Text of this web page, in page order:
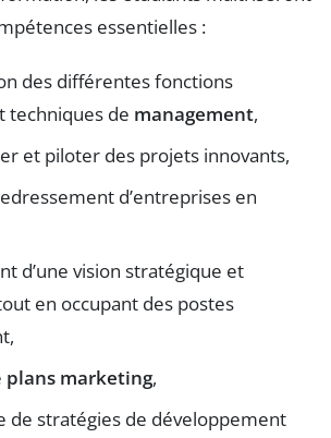
essentielles :
des différentes fonctions
techniques de management,
et piloter des projets innovants,
d’entreprises en
d’une vision stratégique et
en occupant des postes
plans marketing,
de stratégies de développement